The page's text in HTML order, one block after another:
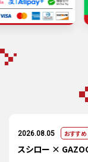
2026.08.05 おすすめ
スシロー ×